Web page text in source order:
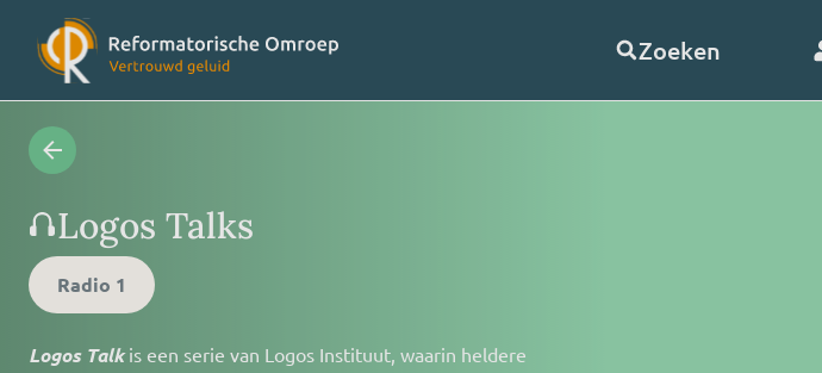
Zoeken
Videoprogramma’s
Concertagenda VriendenClub RO
Logos Talks
Radio 1
Logos Talkis een serie van Logos Instituut, waarin heldere